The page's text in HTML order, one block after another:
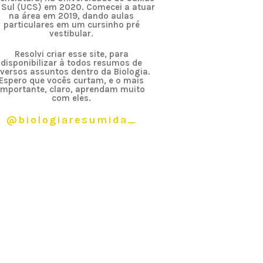
(UCS) em 2020. Comecei a atuar
na área em 2019, dando aulas
particulares em um cursinho pré
vestibular.
Resolvi criar esse site, para
disponibilizar à todos resumos de
assuntos dentro da Biologia.
que vocês curtam, e o mais
claro, aprendam muito
com eles.
@biologiaresumida_